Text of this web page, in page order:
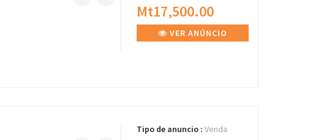
Mt17,500.00
VER ANÚNCIO
Tipo de anuncio : Venda